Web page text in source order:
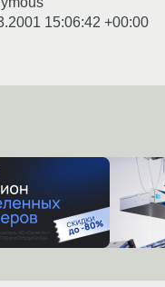
15:06:42 +00:00